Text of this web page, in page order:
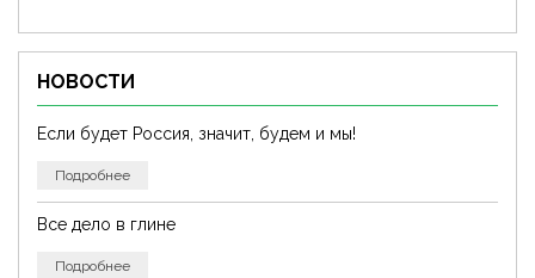
НОВОСТИ
Если будет Россия, значит, будем и мы!
Подробнее
Все дело в глине
Подробнее